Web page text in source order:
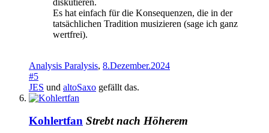
Es hat einfach für die Konsequenzen, die in der
tatsächlichen Tradition musizieren (sage ich ganz
wertfrei).
Analysis Paralysis, 8.Dezember.2024
#5
JES und altoSaxo gefällt das.
Kohlertfan Strebt nach Höherem